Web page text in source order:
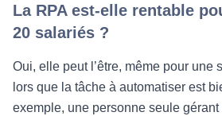
La RPA est-elle rentable
20 salariés ?
Oui, elle peut l’être, même pour une
lors que la tâche à automatiser est
exemple, une personne seule